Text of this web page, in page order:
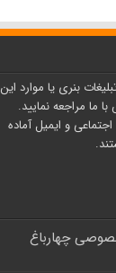
بنری یا موارد این
ما مراجعه نمایید.
و ایمیل آماده
چهارباغ